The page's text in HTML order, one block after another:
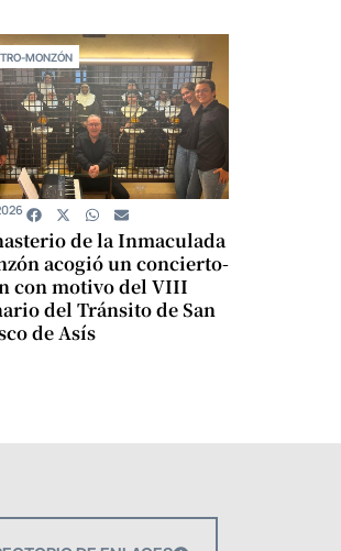
MONZÓN
de la Inmaculada
acogió un concierto-
con motivo del VIII
del Tránsito de San
de Asís